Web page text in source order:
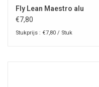
Fly Lean Maestro alu
€7,80
Stukprijs : €7,80 / Stuk